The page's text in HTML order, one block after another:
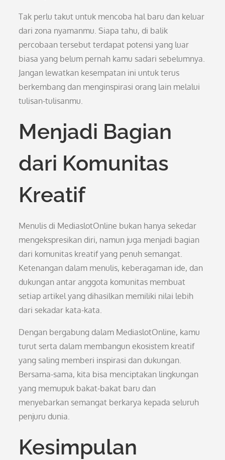
Tak perlu takut untuk mencoba hal baru dan keluar
dari zona nyamanmu. Siapa tahu, di balik
percobaan tersebut terdapat potensi yang luar
biasa yang belum pernah kamu sadari sebelumnya.
Jangan lewatkan kesempatan ini untuk terus
berkembang dan menginspirasi orang lain melalui
tulisan-tulisanmu.
Menjadi Bagian
dari Komunitas
Kreatif
Menulis di MediaslotOnline bukan hanya sekedar
mengekspresikan diri, namun juga menjadi bagian
dari komunitas kreatif yang penuh semangat.
Ketenangan dalam menulis, keberagaman ide, dan
dukungan antar anggota komunitas membuat
setiap artikel yang dihasilkan memiliki nilai lebih
dari sekadar kata-kata.
Dengan bergabung dalam MediaslotOnline, kamu
turut serta dalam membangun ekosistem kreatif
yang saling memberi inspirasi dan dukungan.
Bersama-sama, kita bisa menciptakan lingkungan
yang memupuk bakat-bakat baru dan
menyebarkan semangat berkarya kepada seluruh
penjuru dunia.
Kesimpulan